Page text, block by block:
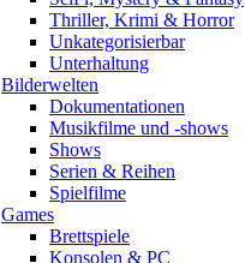
Thriller, Krimi & Horror
Unkategorisierbar
Unterhaltung
Bilderwelten
Dokumentationen
Musikfilme und -shows
Shows
Serien & Reihen
Spielfilme
Games
Brettspiele
Konsolen & PC